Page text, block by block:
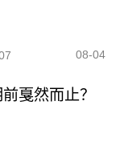
08-04
戛然而止？